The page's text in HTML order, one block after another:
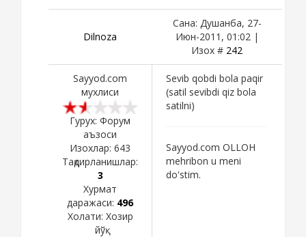
Dilnoza
Сана: Душанба, 27-
Июн-2011, 01:02 |
Изох # 242
Sayyod.com
мухлиси
Гурух: Форум
аъзоси
Изохлар: 643
Тақдирланишлар:
3
Хурмат
даражаси: 496
Холати: Хозир
йўқ
Sevib qobdi bola paqir
(satil sevibdi qiz bola
satilni)
Sayyod.com OLLOH
mehribon u meni
do'stim.